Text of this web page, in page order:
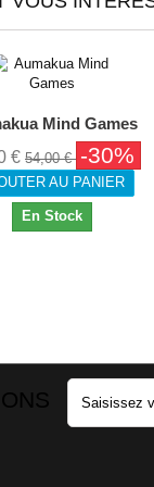
Mind Games
€ 54,00 € -30%
AU PANIER
En Stock